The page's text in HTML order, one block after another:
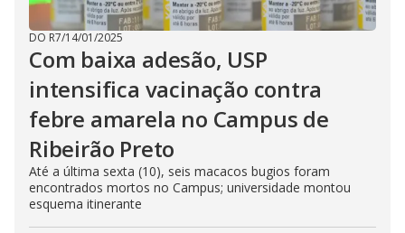
DO R7/14/01/2025
Com baixa adesão, USP
intensifica vacinação contra
febre amarela no Campus de
Ribeirão Preto
Até a última sexta (10), seis macacos bugios foram
encontrados mortos no Campus; universidade montou
esquema itinerante